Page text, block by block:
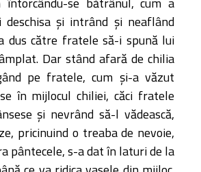
şi intrând şi neaflând
dus către fratele să-i spună lui
Dar stând afară de chilia
pe fratele, cum şi-a văzut
în mijlocul chiliei, căci fratele
şi nevrând să-l vădească,
pricinuind o treaba de nevoie,
pântecele, s-a dat în laturi de la